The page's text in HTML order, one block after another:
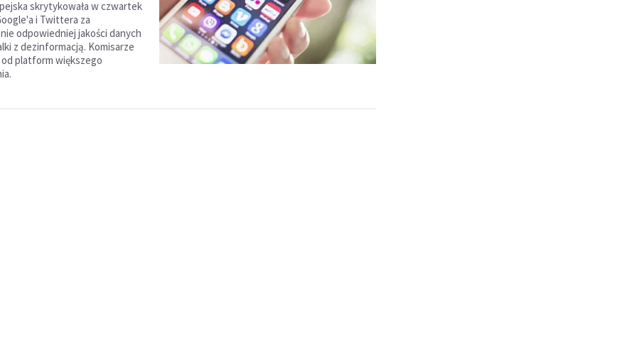
skrytykowała w czwartek
i Twittera za
odpowiedniej jakości danych
z dezinformacją. Komisarze
od platform większego